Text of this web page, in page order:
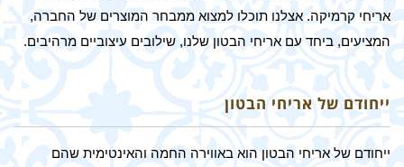
אריחי קרמיקה. אצלנו תוכלו למצוא ממבחר המוצרים של החברה,
המציעים, ביחד עם אריחי הבטון שלנו, שילובים עיצוביים מרהיבים.
ייחודם של אריחי הבטון
ייחודם של אריחי הבטון הוא באווירה החמה והאינטימית שהם